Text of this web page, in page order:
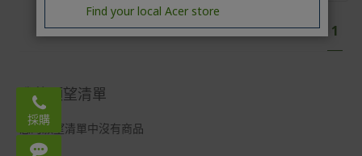
您
目
1
我的願望清單
您的願望清單中沒有商品
採購
Email:
Find your local Acer store